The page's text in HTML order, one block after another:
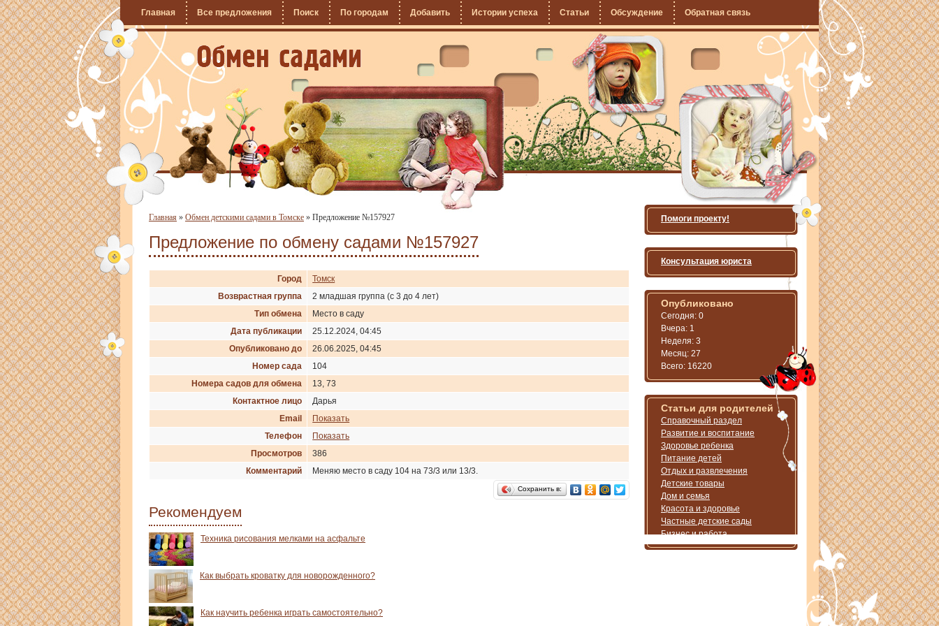
Главная Все предложения Поиск По городам Добавить Истории успеха Статьи Обсуждение Обратная связь
Главная » Обмен детскими садами в Томске » Предложение №157927
Предложение по обмену садами №157927
Город
Томск
Возврастная группа
2 младшая группа (с 3 до 4 лет)
Тип обмена
Место в саду
Дата публикации
25.12.2024, 04:45
Опубликовано до
26.06.2025, 04:45
Номер сада
104
Номера садов для обмена
13, 73
Контактное лицо
Дарья
Email
Показать
Телефон
Показать
Просмотров
386
Комментарий
Меняю место в саду 104 на 73/3 или 13/3.
Сохранить в:
Рекомендуем
Техника рисования мелками на асфальте
Как выбрать кроватку для новорожденного?
Как научить ребенка играть самостоятельно?
Помоги проекту!
Консультация юриста
Опубликовано
Сегодня: 0
Вчера: 1
Неделя: 3
Месяц: 27
Всего: 16220
Статьи для родителей
Справочный раздел
Развитие и воспитание
Здоровье ребенка
Питание детей
Отдых и развлечения
Детские товары
Дом и семья
Красота и здоровье
Частные детские сады
Бизнес и работа